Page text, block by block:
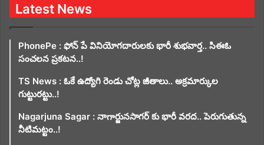
Latest News
PhonePe : ఫోన్ పే వినియోగదారులకు భారీ శుభవార్త.. సిఈఓ
సంచలన ప్రకటన..!
TS News : ఓకే ఉద్యోగి రెండు చోట్ల జీతాలు.. అక్రమార్కుల
గుట్టురట్టు..!
Nagarjuna Sagar : నాగార్జునసాగర్ కు భారీ వరద.. పెరుగుతున్న
నీటిమట్టం..!